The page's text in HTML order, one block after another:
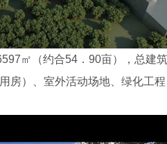
㎡（约合54．90亩），总建
房）、室外活动场地、绿化工